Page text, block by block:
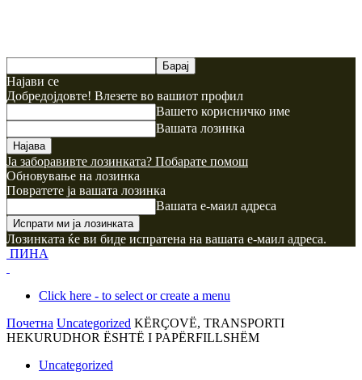
Најави се
Добредојдовте! Влезете во вашиот профил
Вашето корисничко име
Вашата лозинка
Ја заборавивте лозинката? Побарате помош
Обновување на лозинка
Повратете ја вашата лозинка
Вашата е-маил адреса
Лозинката ќе ви биде испратена на вашата е-маил адреса.
ПИНА
Click here - to select or create a menu
Почетна Uncategorized KËRÇOVË, TRANSPORTI
HEKURUDHOR ËSHTË I PAPËRFILLSHËM
Uncategorized